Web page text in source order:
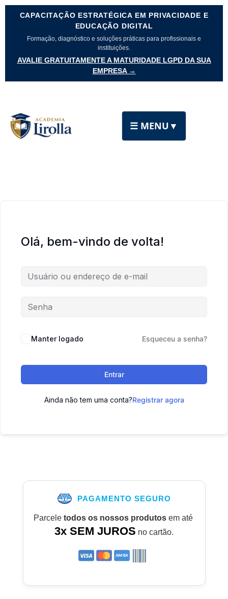
CAPACITAÇÃO ESTRATÉGICA EM PRIVACIDADE E
EDUCAÇÃO DIGITAL
Formação, diagnóstico e soluções práticas para profissionais e
instituições.
AVALIE GRATUITAMENTE A MATURIDADE LGPD DA SUA
EMPRESA →
☰ MENU ▼
Olá, bem-vindo de volta!
Manter logado Esqueceu a senha?
Entrar
Ainda não tem uma conta?Registrar agora
PAGAMENTO SEGURO
Parcele todos os nossos produtosem até
3x SEM JUROS no cartão.